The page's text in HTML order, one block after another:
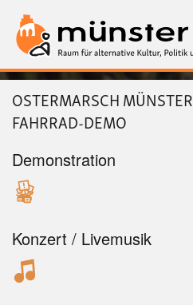
zum
OSTERMARSCH
FAHRRAD-DEMO
Demonstration
Konzert / Livemusik